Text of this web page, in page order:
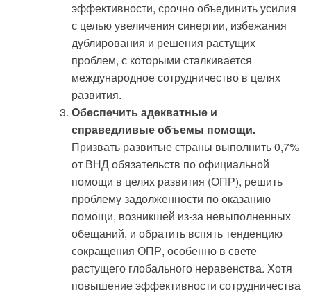
эффективности, срочно объединить усилия
с целью увеличения синергии, избежания
дублирования и решения растущих
проблем, с которыми сталкивается
международное сотрудничество в целях
развития.
Обеспечить адекватные и
справедливые объемы помощи.
Призвать развитые страны выполнить 0,7%
от ВНД обязательств по официальной
помощи в целях развития (ОПР), решить
проблему задолженности по оказанию
помощи, возникшей из-за невыполненных
обещаний, и обратить вспять тенденцию
сокращения ОПР, особенно в свете
растущего глобального неравенства. Хотя
повышение эффективности сотрудничества